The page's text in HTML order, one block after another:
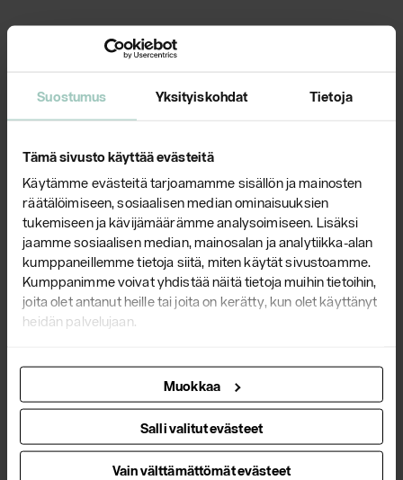
Suostumus Yksityiskohdat Tietoja
Tämä sivusto käyttää evästeitä
Käytämme evästeitä tarjoamamme sisällön ja mainosten
räätälöimiseen, sosiaalisen median ominaisuuksien
tukemiseen ja kävijämäärämme analysoimiseen. Lisäksi
jaamme sosiaalisen median, mainosalan ja analytiikka-alan
kumppaneillemme tietoja siitä, miten käytät sivustoamme.
Kumppanimme voivat yhdistää näitä tietoja muihin tietoihin,
joita olet antanut heille tai joita on kerätty, kun olet käyttänyt
heidän palvelujaan.
Muokkaa
Salli valitut evästeet
Vain välttämättömät evästeet
AJANKOHTAISTA
Yrjö Kukkapuro Scan Magazine -
lehdessä
artikkelimmesuomalaisen muotoilun
mestarista Scan Magazine -lehden
kesäkuun numerossa!
Lue lisää